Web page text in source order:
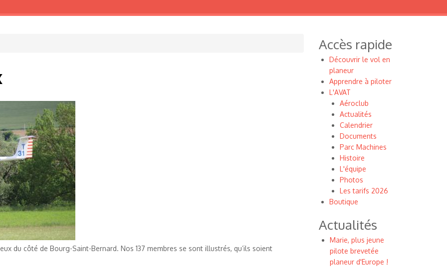
du côté de Bourg-Saint-Bernard. Nos 137 membres se sont illustrés, qu’ils soient
Accès rapide
Découvrir le vol en
planeur
Apprendre à piloter
L'AVAT
Aéroclub
Actualités
Calendrier
Documents
Parc Machines
Histoire
L'équipe
Photos
Les tarifs 2026
Boutique
Actualités
Marie, plus jeune
pilote brevetée
planeur d'Europe !